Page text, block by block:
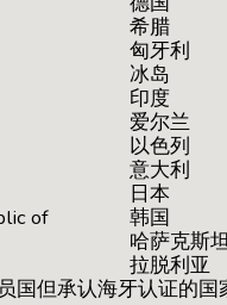
希腊
匈牙利
冰岛
印度
爱尔兰
以色列
意大利
日本
of 韩国
哈萨克斯
拉脱利亚
国但承认海牙认证的国